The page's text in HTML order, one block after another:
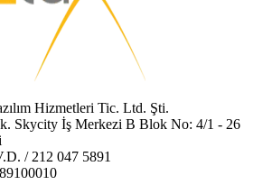
Hizmetleri Tic. Ltd. Şti.
Skycity İş Merkezi B Blok No: 4/1 - 26
/ 212 047 5891